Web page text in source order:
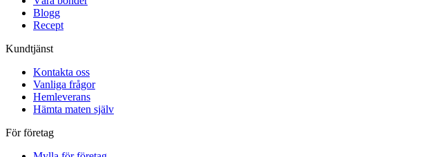
Blogg
Recept
Kundtjänst
Kontakta oss
Vanliga frågor
Hemleverans
Hämta maten själv
För företag